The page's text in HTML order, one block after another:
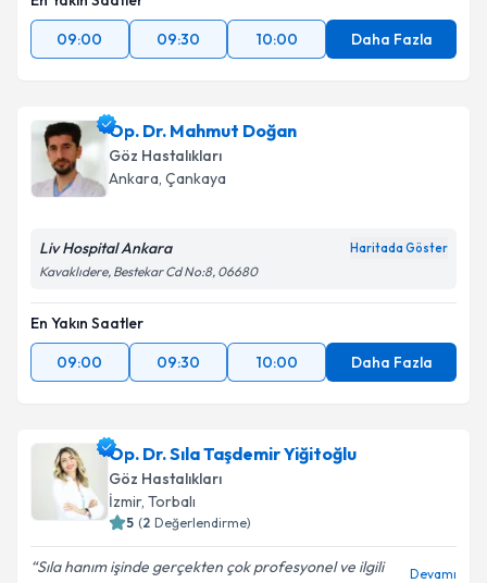
09:00
09:30 10:00 Daha Fazla
Op. Dr. Mahmut Doğan
Göz Hastalıkları
Ankara, Çankaya
Liv Hospital Ankara Haritada Göster
Kavaklıdere, Bestekar Cd No:8, 06680
En Yakın Saatler
09:00
09:30 10:00 Daha Fazla
Op. Dr. Sıla Taşdemir Yiğitoğlu
Göz Hastalıkları
İzmir, Torbalı
5 (2 Değerlendirme)
Sıla hanım işinde gerçekten çok profesyonel ve ilgili
Devamı